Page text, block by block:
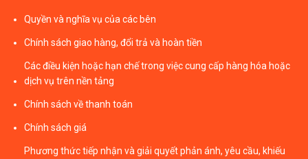
Quyền và nghĩa vụ của các bên
Chính sách giao hàng, đổi trả và hoàn tiền
Các điều kiện hoặc hạn chế trong việc cung cấp hàng hóa hoặc
dịch vụ trên nền tảng
Chính sách về thanh toán
Chính sách giá
Phương thức tiếp nhận và giải quyết phản ánh, yêu cầu, khiếu